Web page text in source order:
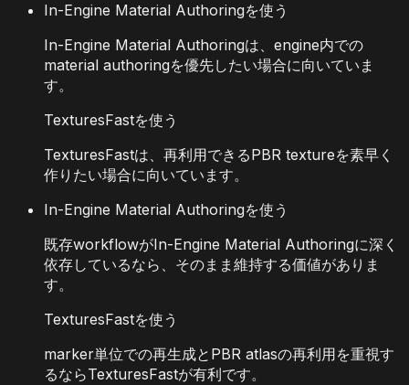
In-Engine Material Authoringを使う
In-Engine Material Authoringは、engine内での
material authoringを優先したい場合に向いていま
す。
TexturesFastを使う
TexturesFastは、再利用できるPBR textureを素早く
作りたい場合に向いています。
In-Engine Material Authoringを使う
既存workflowがIn-Engine Material Authoringに深く
依存しているなら、そのまま維持する価値がありま
す。
TexturesFastを使う
marker単位での再生成とPBR atlasの再利用を重視す
るならTexturesFastが有利です。